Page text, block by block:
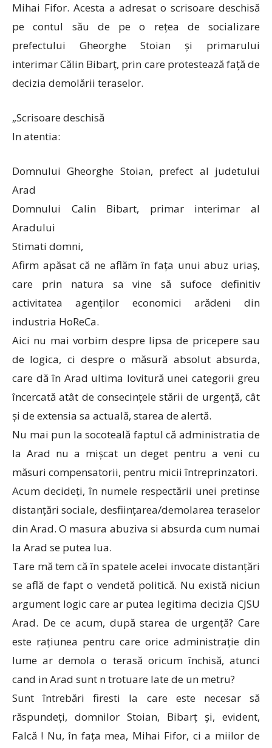
Mihai Fifor. Acesta a adresat o scrisoare deschisă
pe contul său de pe o rețea de socializare
prefectului Gheorghe Stoian și primarului
interimar Călin Bibarț, prin care protestează față de
decizia demolării teraselor.
„Scrisoare deschisă
In atentia:
Domnului Gheorghe Stoian, prefect al judetului
Arad
Domnului Calin Bibart, primar interimar al
Aradului
Stimati domni,
Afirm apăsat că ne aflăm în fața unui abuz uriaș,
care prin natura sa vine să sufoce definitiv
activitatea agenților economici arădeni din
industria HoReCa.
Aici nu mai vorbim despre lipsa de pricepere sau
de logica, ci despre o măsură absolut absurda,
care dă în Arad ultima lovitură unei categorii greu
încercată atât de consecințele stării de urgență, cât
și de extensia sa actuală, starea de alertă.
Nu mai pun la socoteală faptul că administratia de
la Arad nu a mișcat un deget pentru a veni cu
măsuri compensatorii, pentru micii întreprinzatori.
Acum decideți, în numele respectării unei pretinse
distanțări sociale, desființarea/demolarea teraselor
din Arad. O masura abuziva si absurda cum numai
la Arad se putea lua.
Tare mă tem că în spatele acelei invocate distanțări
se află de fapt o vendetă politică. Nu există niciun
argument logic care ar putea legitima decizia CJSU
Arad. De ce acum, după starea de urgență? Care
este rațiunea pentru care orice administrație din
lume ar demola o terasă oricum închisă, atunci
cand in Arad sunt n trotuare late de un metru?
Sunt întrebări firesti la care este necesar să
răspundeți, domnilor Stoian, Bibarț și, evident,
Falcă ! Nu, în fața mea, Mihai Fifor, ci a miilor de